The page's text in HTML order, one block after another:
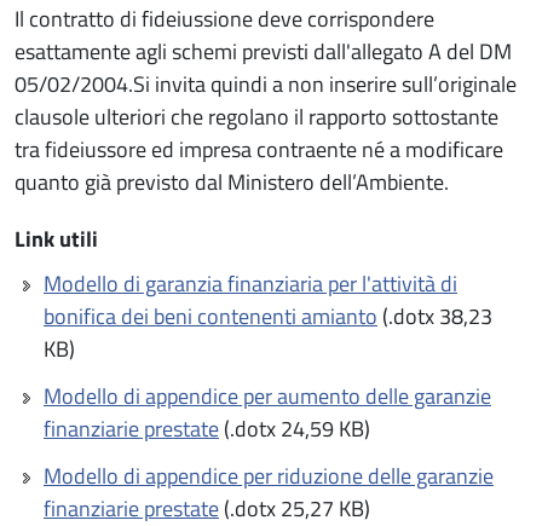
Il contratto di fideiussione deve corrispondere
esattamente agli schemi previsti dall'allegato A del DM
05/02/2004.Si invita quindi a non inserire sull’originale
clausole ulteriori che regolano il rapporto sottostante
tra fideiussore ed impresa contraente né a modificare
quanto già previsto dal Ministero dell’Ambiente.
Link utili
Modello di garanzia finanziaria per l'attività di
bonifica dei beni contenenti amianto (.dotx 38,23
KB)
Modello di appendice per aumento delle garanzie
finanziarie prestate(.dotx 24,59 KB)
Modello di appendice per riduzione delle garanzie
finanziarie prestate(.dotx 25,27 KB)